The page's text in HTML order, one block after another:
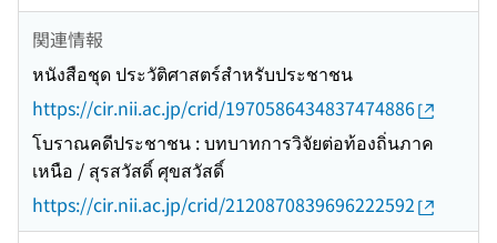
関連情報
หนังสือชุด ประวัติศาสตร์สำหรับประชาชน
https://cir.nii.ac.jp/crid/1970586434837474886
โบราณคดีประชาชน : บทบาทการวิจัยต่อท้องถิ่นภาค
เหนือ / สุรสวัสดิ์ ศุขสวัสดิ์
https://cir.nii.ac.jp/crid/2120870839696222592